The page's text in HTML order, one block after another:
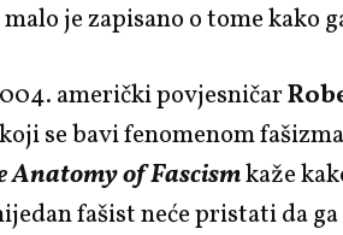
je zapisano o tome kako
američki povjesničar
se bavi fenomenom
Anatomy of Fascismkaže
fašist neće pristati da ga